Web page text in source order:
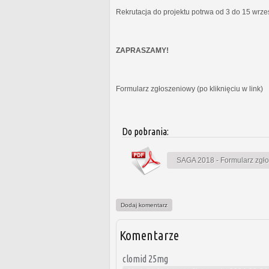
Rekrutacja do projektu potrwa od 3 do 15
ZAPRASZAMY!
Formularz zgłoszeniowy (po kliknięciu w link)
Do pobrania:
SAGA 2018 - Formularz
Dodaj komentarz
Komentarze
clomid 25mg